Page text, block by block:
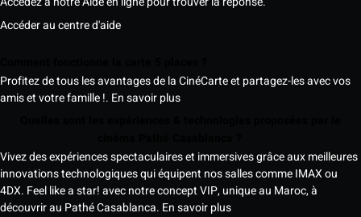
Accéder au centre d'aide
Profitez de tous les avantages de la CinéCarte et partagez-les avec vos
amis et votre famille !. En savoir plus
Vivez des expériences spectaculaires et immersives grâce aux meilleures
innovations technologiques qui équipent nos salles comme IMAX ou
4DX. Feel like a star! avec notre concept VIP, unique au Maroc, à
découvrir au Pathé Casablanca. En savoir plus